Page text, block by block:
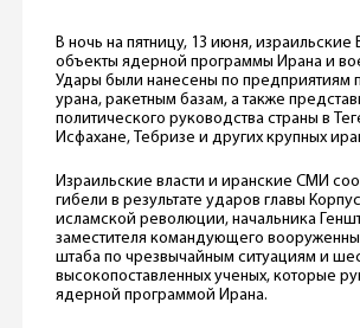
В ночь на пятницу, 13 июня, израильские
объекты ядерной программы Ирана и
Удары были нанесены по предприятиям
урана, ракетным базам, а также
политического руководства страны в
Исфахане, Тебризе и других крупных
Израильские власти и иранские СМИ
гибели в результате ударов главы
исламской революции, начальника
заместителя командующего
штаба по чрезвычайным ситуациям и
высокопоставленных ученых, которые
ядерной программой Ирана.